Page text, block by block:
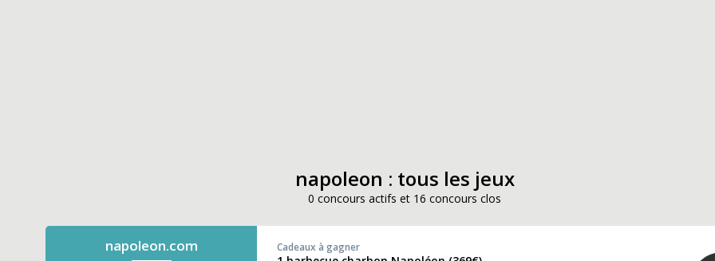
napoleon : tous les jeux
0 concours actifs et 16 concours clos
napoleon.com Cadeaux à gagner